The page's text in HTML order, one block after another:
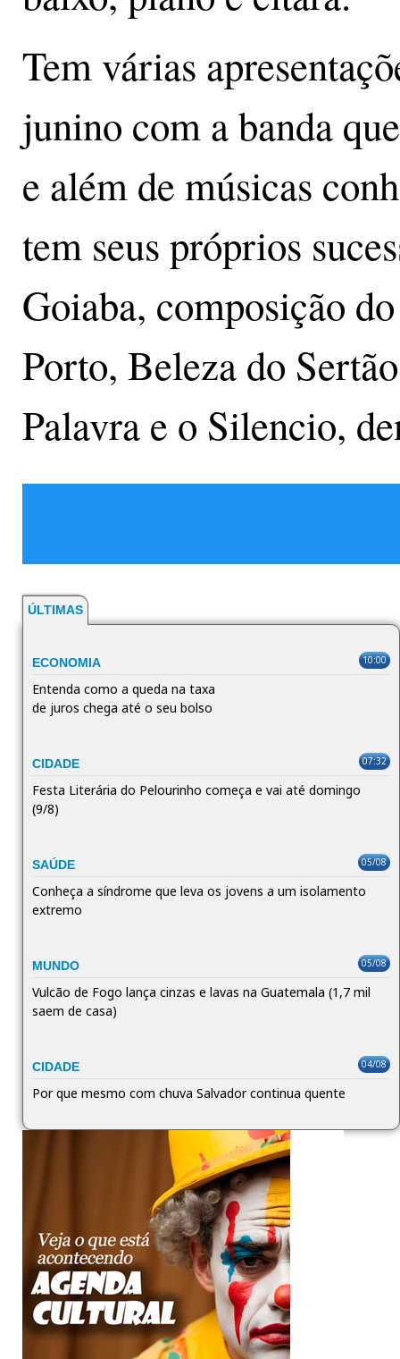
Tem várias
junino com a banda
e além de músicas
tem seus próprios
Goiaba, composição
Porto, Beleza do
Palavra e o Silencio,
ÚLTIMAS
ECONOMIA 10:00
Entenda como a queda na taxa
de juros chega até o seu bolso
CIDADE 07:32
Festa Literária do Pelourinho começa e vai até domingo
(9/8)
SAÚDE 05/08
Conheça a síndrome que leva os jovens a um isolamento
extremo
MUNDO 05/08
Vulcão de Fogo lança cinzas e lavas na Guatemala (1,7 mil
saem de casa)
CIDADE 04/08
Por que mesmo com chuva Salvador continua quente